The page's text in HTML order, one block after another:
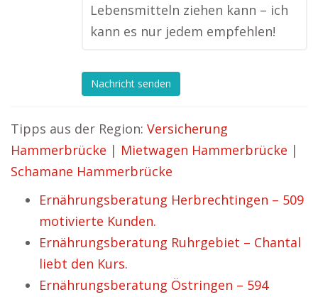
Lebensmitteln ziehen kann – ich
kann es nur jedem empfehlen!
Nachricht senden
Tipps aus der Region: Versicherung
Hammerbrücke | Mietwagen Hammerbrücke |
Schamane Hammerbrücke
Ernährungsberatung Herbrechtingen – 509
motivierte Kunden.
Ernährungsberatung Ruhrgebiet – Chantal
liebt den Kurs.
Ernährungsberatung Östringen – 594